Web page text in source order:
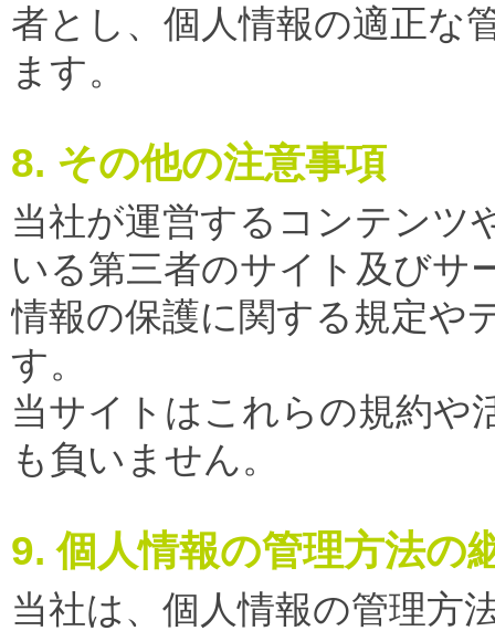
者とし、個人情報の適正な
ます。
8. その他の注意事項
当社が運営するコンテンツ
いる第三者のサイト及びサ
情報の保護に関する規定や
す。
当サイトはこれらの規約や
も負いません。
9. 個人情報の管理方法の
当社は、個人情報の管理方